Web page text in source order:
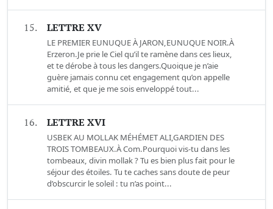
15. LETTRE XV
LE PREMIER EUNUQUE À JARON,EUNUQUE NOIR.À
Erzeron.Je prie le Ciel qu’il te ramène dans ces lieux,
et te dérobe à tous les dangers.Quoique je n’aie
guère jamais connu cet engagement qu’on appelle
amitié, et que je me sois enveloppé tout...
16. LETTRE XVI
USBEK AU MOLLAK MÉHÉMET ALI,GARDIEN DES
TROIS TOMBEAUX.À Com.Pourquoi vis-tu dans les
tombeaux, divin mollak ? Tu es bien plus fait pour le
séjour des étoiles. Tu te caches sans doute de peur
d’obscurcir le soleil : tu n’as point...